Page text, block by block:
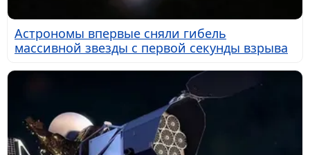
Астрономы впервые сняли гибель
массивной звезды с первой секунды взрыва